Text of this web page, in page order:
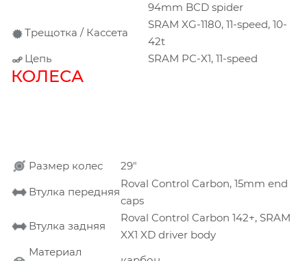
94mm BCD spider
Трещотка / Кассета
SRAM XG-1180, 11-speed, 10-
42t
Цепь
SRAM PC-X1, 11-speed
КОЛЕСА
Размер колес
29"
Втулка передняя
Roval Control Carbon, 15mm end
caps
Втулка задняя
Roval Control Carbon 142+, SRAM
XX1 XD driver body
Материал